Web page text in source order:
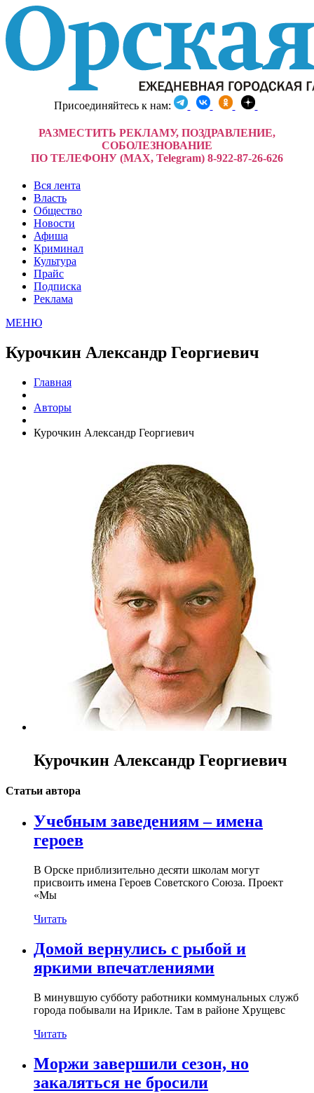
Присоединяйтесь к нам:
РАЗМЕСТИТЬ РЕКЛАМУ, ПОЗДРАВЛЕНИЕ,
СОБОЛЕЗНОВАНИЕ
ПО ТЕЛЕФОНУ (MAX, Telegram) 8-922-87-26-626
Вся лента
Власть
Общество
Новости
Афиша
Криминал
Культура
Прайс
Подписка
Реклама
МЕНЮ
Курочкин Александр Георгиевич
Главная
Авторы
Курочкин Александр Георгиевич
Курочкин Александр Георгиевич
Статьи автора
Учебным заведениям – имена
героев
В Орске приблизительно десяти школам могут
присвоить имена Героев Советского Союза. Проект
«Мы
Читать
Домой вернулись с рыбой и
яркими впечатлениями
В минувшую субботу работники коммунальных служб
города побывали на Ирикле. Там в районе Хрущевс
Читать
Моржи завершили сезон, но
закаляться не бросили